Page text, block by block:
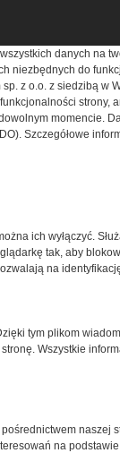
stosujemy
potrzeb.
danych na
niezbędnych do
z o.o. z siedzibą w
strony,
momencie.
Szczegółowe
ich wyłączyć.
tak, aby
na
tym plikom
Wszystkie
naszej
na